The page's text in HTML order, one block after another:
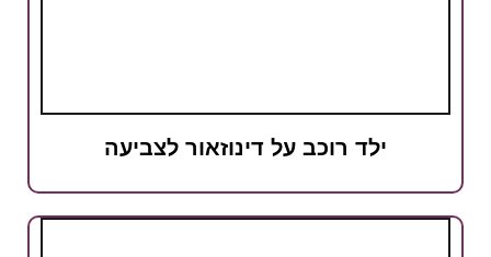
ילד רוכב על דינוזאור לצביעה